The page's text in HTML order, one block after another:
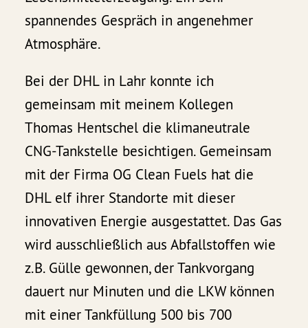
spannendes Gespräch in angenehmer
Atmosphäre.
Bei der DHL in Lahr konnte ich
gemeinsam mit meinem Kollegen
Thomas Hentschel die klimaneutrale
CNG-Tankstelle besichtigen. Gemeinsam
mit der Firma OG Clean Fuels hat die
DHL elf ihrer Standorte mit dieser
innovativen Energie ausgestattet. Das Gas
wird ausschließlich aus Abfallstoffen wie
z.B. Gülle gewonnen, der Tankvorgang
dauert nur Minuten und die LKW können
mit einer Tankfüllung 500 bis 700